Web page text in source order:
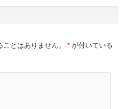
とはありません。 * が付いている